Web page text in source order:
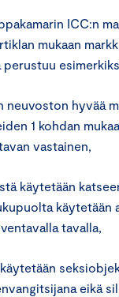
ICC:n
mukaan
perustuu
neuvoston hyvää
1 kohdan
vastainen,
käytetään
käytetään
tavalla,
eikä